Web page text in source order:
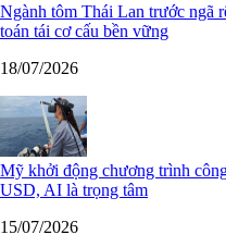
Ngành tôm Thái Lan trước ngã
toán tái cơ cấu bền vững
18/07/2026
Mỹ khởi động chương trình
USD, AI là trọng tâm
15/07/2026